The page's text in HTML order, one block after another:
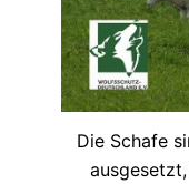
Die Schafe